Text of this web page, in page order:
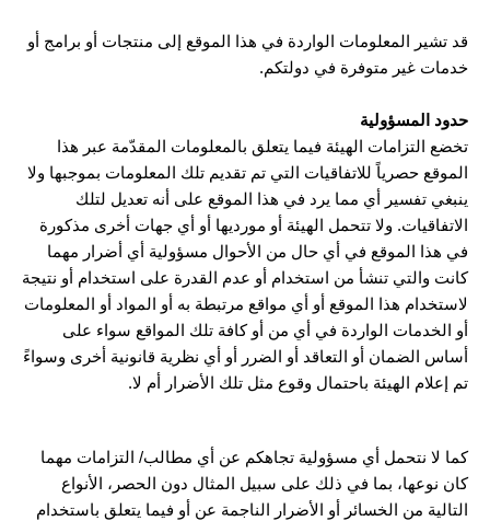
قد تشير المعلومات الواردة في هذا الموقع إلى منتجات أو برامج أو
خدمات غير متوفرة في دولتكم.
حدود المسؤولية
تخضع التزامات الهيئة فيما يتعلق بالمعلومات المقدّمة عبر هذا
الموقع حصرياً للاتفاقيات التي تم تقديم تلك المعلومات بموجبها ولا
ينبغي تفسير أي مما يرد في هذا الموقع على أنه تعديل لتلك
الاتفاقيات. ولا تتحمل الهيئة أو مورديها أو أي جهات أخرى مذكورة
في هذا الموقع في أي حال من الأحوال مسؤولية أي أضرار مهما
كانت والتي تنشأ من استخدام أو عدم القدرة على استخدام أو نتيجة
لاستخدام هذا الموقع أو أي مواقع مرتبطة به أو المواد أو المعلومات
أو الخدمات الواردة في أي من أو كافة تلك المواقع سواء على
أساس الضمان أو التعاقد أو الضرر أو أي نظرية قانونية أخرى وسواءً
تم إعلام الهيئة باحتمال وقوع مثل تلك الأضرار أم لا.
كما لا نتحمل أي مسؤولية تجاهكم عن أي مطالب/ التزامات مهما
كان نوعها، بما في ذلك على سبيل المثال دون الحصر، الأنواع
التالية من الخسائر أو الأضرار الناجمة عن أو فيما يتعلق باستخدام